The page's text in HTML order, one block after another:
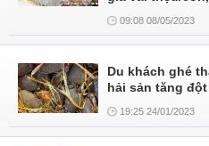
09:08 08/05/2023
Du khách ghé
hải sản tăng
19:25 24/01/2023